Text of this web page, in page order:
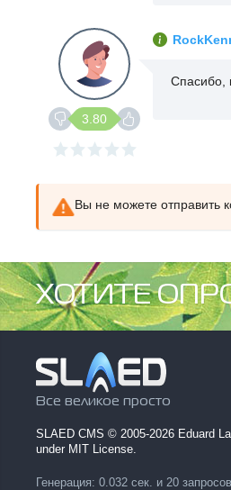
3.80
Спасибо,
Вы не можете отправить
ХОТИТЕ
Все великое просто
SLAED CMS © 2005-2026 Eduard
under MIT License.
Генерация: 0.032 сек. и 20